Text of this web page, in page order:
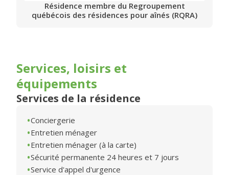
Résidence membre du Regroupement
québécois des résidences pour aînés (RQRA)
Services, loisirs et
équipements
Services de la résidence
Conciergerie
Entretien ménager
Entretien ménager (à la carte)
Sécurité permanente 24 heures et 7 jours
Service d'appel d'urgence